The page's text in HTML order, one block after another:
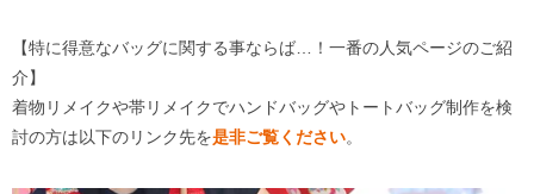
【特に得意なバッグに関する事ならば…！一番の人気ページのご紹
介】
着物リメイクや帯リメイクでハンドバッグやトートバッグ制作を検
討の方は以下のリンク先を是非ご覧ください。